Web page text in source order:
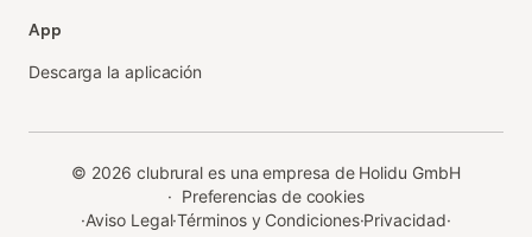
App
Descarga la aplicación
© 2026 clubrural es una empresa de Holidu GmbH
· Preferencias de cookies
·Aviso Legal·Términos y Condiciones·Privacidad·